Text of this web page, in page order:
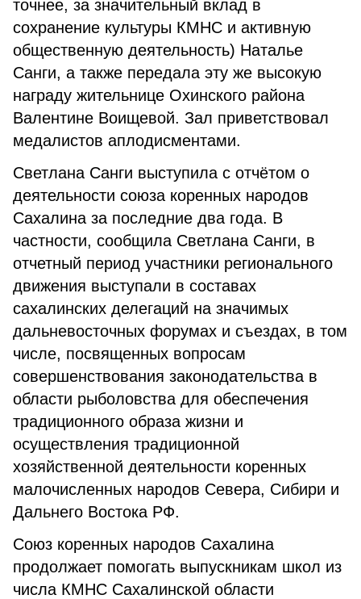
точнее, за значительный вклад в
сохранение культуры КМНС и активную
общественную деятельность) Наталье
Санги, а также передала эту же высокую
награду жительнице Охинского района
Валентине Воищевой. Зал приветствовал
медалистов аплодисментами.
Светлана Санги выступила с отчётом о
деятельности союза коренных народов
Сахалина за последние два года. В
частности, сообщила Светлана Санги, в
отчетный период участники регионального
движения выступали в составах
сахалинских делегаций на значимых
дальневосточных форумах и съездах, в том
числе, посвященных вопросам
совершенствования законодательства в
области рыболовства для обеспечения
традиционного образа жизни и
осуществления традиционной
хозяйственной деятельности коренных
малочисленных народов Севера, Сибири и
Дальнего Востока РФ.
Союз коренных народов Сахалина
продолжает помогать выпускникам школ из
числа КМНС Сахалинской области